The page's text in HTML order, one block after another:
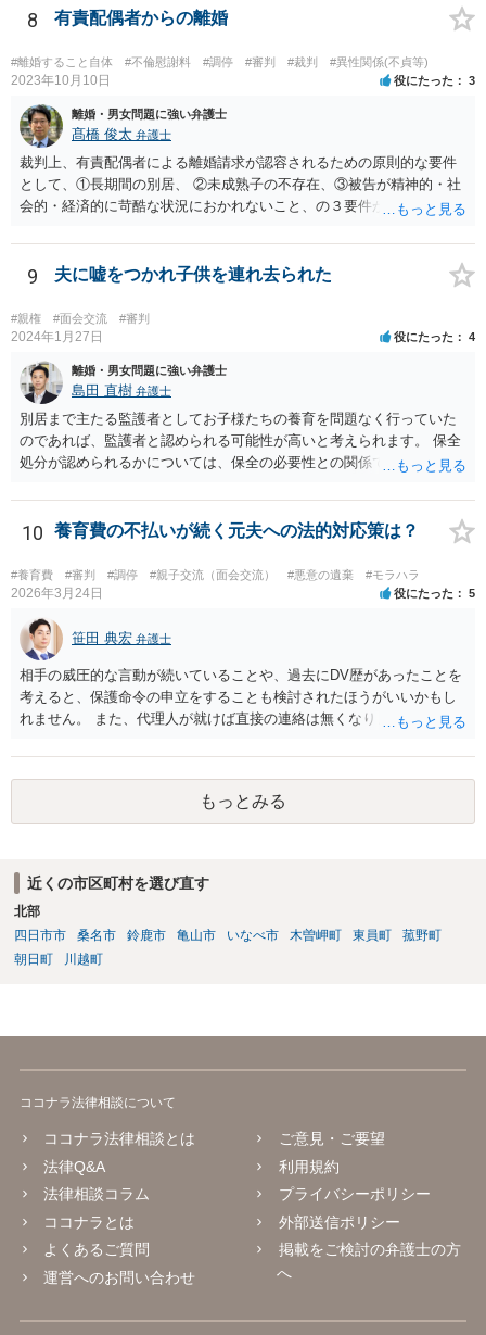
8 有責配偶者からの離婚
#離婚すること自体 #不倫慰謝料 #調停 #審判 #裁判 #異性関係(不貞等)
2023年10月10日 役にたった 3
離婚・男女問題に強い弁護士
髙橋 俊太 弁護士
裁判上、有責配偶者による離婚請求が認容されるための原則的な要件
として、①長期間の別居、 ②未成熟子の不存在、③被告が精神的・社
会的・経済的に苛酷な状況におかれないこと、の３要件が必要である
監護しており（②）、仮に離婚を認容すれば、専業主婦の貴方が経済
的に過酷な状況におかれる可能性がありますので（③）、現時点で
は、夫側の離婚請求は裁判では認められにくい状況であると考えられ
ます。 一方で、期間が経過して子が成人した場合（②）、別居期間は
すでに１０年超となり、婚姻期間の３分の１程度とはいえ相当程度の
長期別居となるので（①）、③の点がクリアされれば、夫側の離婚請
求が認容される余地はあります（専門的には、③は被告側から反論し
なければならないことです）。別居期間何年であれば要件①が常に充
たされるといった定式はなく、事案に応じて総合的に判断されるとこ
ろです。
9 夫に嘘をつかれ子供を連れ去られた
#親権 #面会交流 #審判
2024年1月27日 役にたった 4
離婚・男女問題に強い弁護士
島田 直樹 弁護士
別居まで主たる監護者としてお子様たちの養育を問題なく行っていた
のであれば、監護者と認められる可能性が高いと考えられます。 保全
処分が認められるかについては、保全の必要性との関係でなんともい
す。 精神的なご負担も大きいと思いますが、担当の弁護士とよく相談
しながら手続を進めてください。
10 養育費の不払いが続く元夫への法的対応策は？
#養育費 #審判 #調停 #親子交流（面会交流） #悪意の遺棄 #モラハラ
2026年3月24日 役にたった 5
笹田 典宏 弁護士
相手の威圧的な言動が続いていることや、過去にDV歴があったことを
考えると、保護命令の申立をすることも検討されたほうがいいかもし
れません。 また、代理人が就けば直接の連絡は無くなりますので、ご
やりとりが相当ご心労になっていると見受けられますので、一度弁護
士や行政の相談窓口にご相談されることをお勧め致します。
もっとみる
近くの市区町村を選び直す
北部
四日市市
桑名市 鈴鹿市 亀山市 いなべ市 木曽岬町 東員町
菰野町
朝日町
川越町
ココナラ法律相談について
ココナラ法律相談とは
法律Q&A
法律相談コラム
ココナラとは
よくあるご質問
運営へのお問い合わせ
ご意見・ご要望
利用規約
プライバシーポリシー
外部送信ポリシー
掲載をご検討の弁護士の方
へ